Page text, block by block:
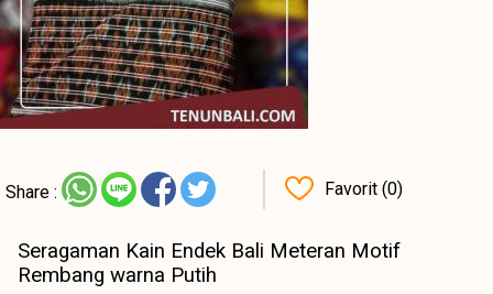
Share : Favorit (0)
Seragaman Kain Endek Bali Meteran Motif
Rembang warna Putih